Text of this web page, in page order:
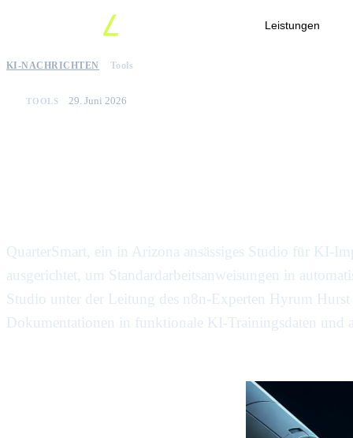
Leistungen
KI-NACHRICHTEN Tools
TOOLS 29. Juni 2026
QuarterSmart, ein in Arizona ansässiges Studio für KI-
ausgerichtet, um Standardarbeitsanweisungen in
Studio unter der Leitung des n8n-Experten Hyrum
Dokumentationen in funktionale KI-Trainingsdaten und